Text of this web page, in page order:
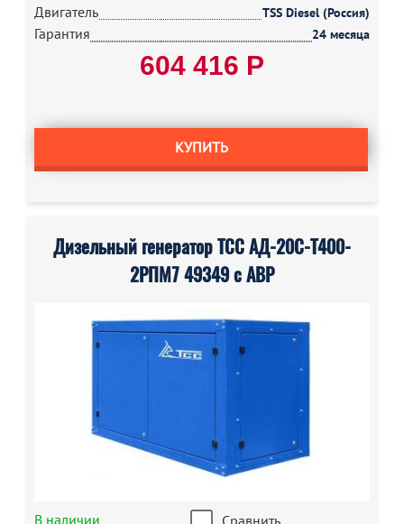
Двигатель TSS Diesel (Россия)
Гарантия 24 месяца
604 416 Р
КУПИТЬ
Дизельный генератор ТСС АД-20С-Т400-
2РПМ7 49349 с АВР
В наличии
Сравнить